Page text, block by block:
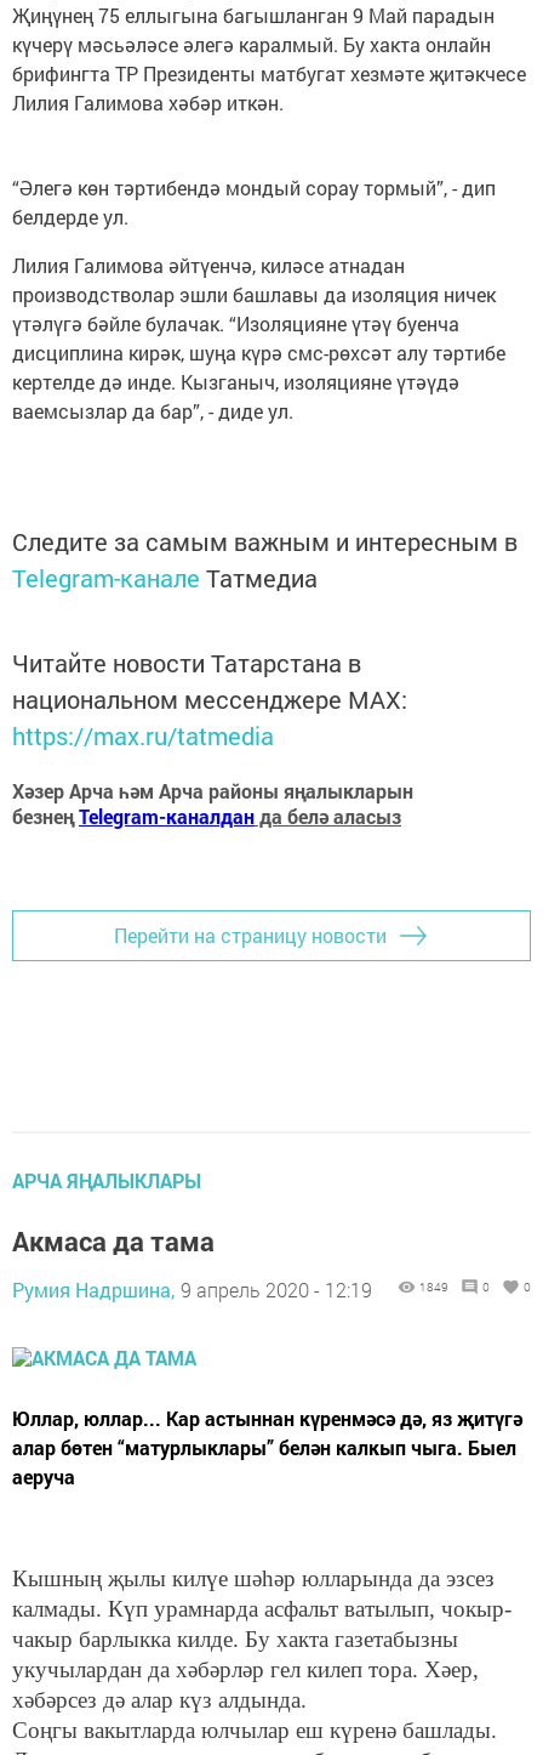
Җиңүнең 75 еллыгына багышланган 9 Май парадын
күчерү мәсьәләсе әлегә каралмый. Бу хакта онлайн
брифингта ТР Президенты матбугат хезмәте җитәкчесе
Лилия Галимова хәбәр иткән.
“Әлегә көн тәртибендә мондый сорау тормый”, - дип
белдерде ул.
Лилия Галимова әйтүенчә, киләсе атнадан
производстволар эшли башлавы да изоляция ничек
үтәлүгә бәйле булачак. “Изоляцияне үтәү буенча
дисциплина кирәк, шуңа күрә смс-рөхсәт алу тәртибе
кертелде дә инде. Кызганыч, изоляцияне үтәүдә
ваемсызлар да бар”, - диде ул.
Следите за самым важным и интересным в
Telegram-канале Татмедиа
Читайте новости Татарстана в
национальном мессенджере MАХ:
https://max.ru/tatmedia
Хәзер Арча һәм Арча районы яңалыкларын
безнеңTelegram-каналданда белә аласыз
Перейти на страницу новости
АРЧА ЯҢАЛЫКЛАРЫ
Акмаса да тама
Румия Надршина, 9 апрель 2020 - 12:19 1849 0 0
Юллар, юллар... Кар астыннан күренмәсә дә, яз җитүгә
алар бөтен “матурлыклары” белән калкып чыга. Быел
аеруча
Кышның җылы килүе шәһәр юлларында да эзсез
калмады. Күп урамнарда асфальт ватылып, чокыр-
чакыр барлыкка килде. Бу хакта газетабызны
укучылардан да хәбәрләр гел килеп тора. Хәер,
хәбәрсез дә алар күз алдында.
Соңгы вакытларда юлчылар еш күренә башлады.